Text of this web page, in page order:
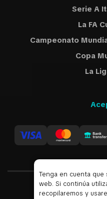
Serie
La
Campeonato
Copa
La
Tenga en cuenta
web. Si continúa
recopilaremos y